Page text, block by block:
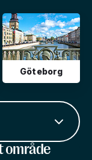
Göteborg
område